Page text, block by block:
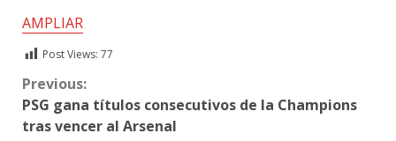
AMPLIAR
Post Views: 77
Continue
Reading
Previous:
PSG gana títulos consecutivos de la Champions
tras vencer al Arsenal